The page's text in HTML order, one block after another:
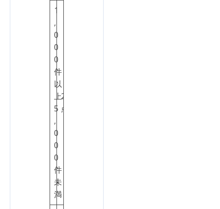
1
,
0
0
0
件
以
上
5
,
0
0
0
件
未
満
2
点